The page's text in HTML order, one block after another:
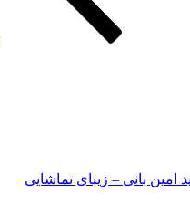
امین بانی – زیبای تماشایی